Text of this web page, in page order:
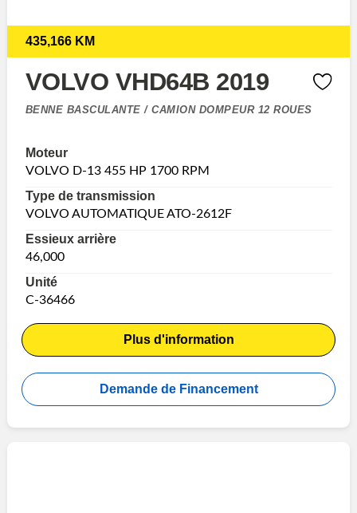
435,166 KM
VOLVO VHD64B 2019
BENNE BASCULANTE / CAMION DOMPEUR 12 ROUES
Moteur
VOLVO D-13 455 HP 1700 RPM
Type de transmission
VOLVO AUTOMATIQUE ATO-2612F
Essieux arrière
46,000
Unité
C-36466
Plus d'information
Demande de Financement